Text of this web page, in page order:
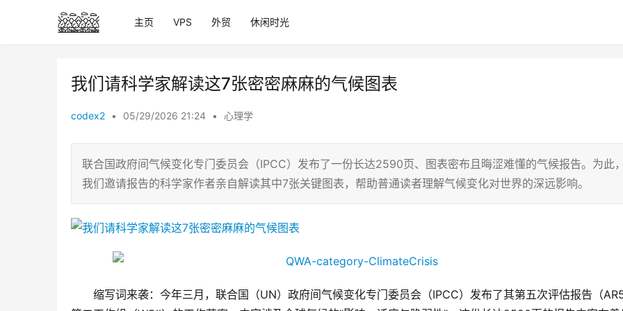
主页 VPS 外贸 休闲时光
我们请科学家解读这7张密密麻麻的气候图表
codex2 • 05/29/2026 21:24 • 心理学
联合国政府间气候变化专门委员会（IPCC）发布了一份长达2590页、图表密布且晦涩难懂的气候报告。为此
我们邀请报告的科学家作者亲自解读其中7张关键图表，帮助普通读者理解气候变化对世界的深远影响。
缩写词来袭：今年三月，联合国（UN）政府间气候变化专门委员会（IPCC）发布了其第五次评估报告（